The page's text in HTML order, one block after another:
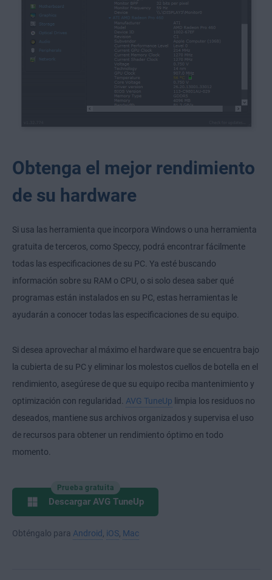
Obtenga el mejor rendimiento
de su hardware
Si usa las herramienta que incorpora Windows o una herramienta
gratuita de terceros, como Speccy, podrá encontrar fácilmente
todas las especificaciones de su PC. Ya esté buscando
información sobre su RAM o CPU, o si solo desea saber qué
programas están instalados en su PC, estas herramientas le
ayudarán a conocer todas las especificaciones de su equipo.
Si desea aprovechar al máximo el hardware que se encuentra bajo
la cubierta de su PC y eliminar los molestos cuellos de botella en el
rendimiento, asegúrese de que su equipo reciba mantenimiento y
optimización con regularidad. AVG TuneUp limpia los residuos no
deseados, mantiene sus archivos organizados y supervisa el uso
de recursos para obtener un rendimiento óptimo en todo
momento.
Prueba gratuita
Descargar AVG TuneUp
Obténgalo para Android iOS Mac